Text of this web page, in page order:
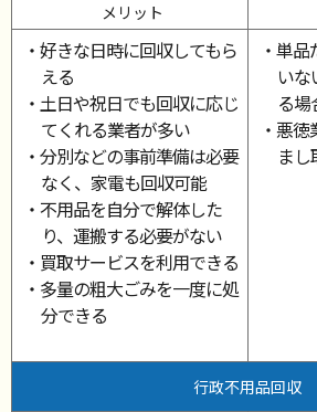
メリット
・好きな日時に回収してもら
える
・土日や祝日でも回収に応じ
てくれる業者が多い
・分別などの事前準備は必要
なく、家電も回収可能
・不用品を自分で解体した
り、運搬する必要がない
・買取サービスを利用できる
・多量の粗大ごみを一度に処
分できる
・単
い
る場
・悪
ま
行政不用品回収